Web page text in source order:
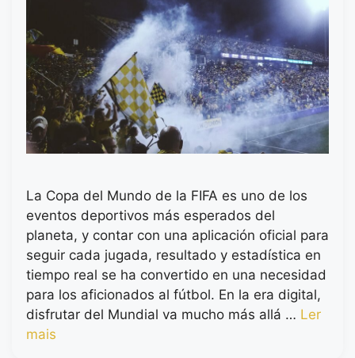
La Copa del Mundo de la FIFA es uno de los
eventos deportivos más esperados del
planeta, y contar con una aplicación oficial para
seguir cada jugada, resultado y estadística en
tiempo real se ha convertido en una necesidad
para los aficionados al fútbol. En la era digital,
disfrutar del Mundial va mucho más allá … Ler
mais